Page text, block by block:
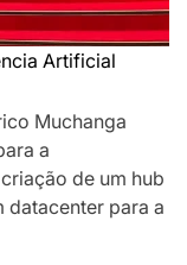
Artificial
Muchanga
a
de um hub
datacenter para a